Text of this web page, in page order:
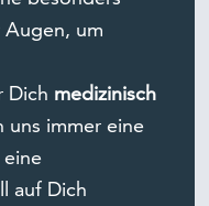
um
Dich medizinisch
uns immer eine
auf Dich